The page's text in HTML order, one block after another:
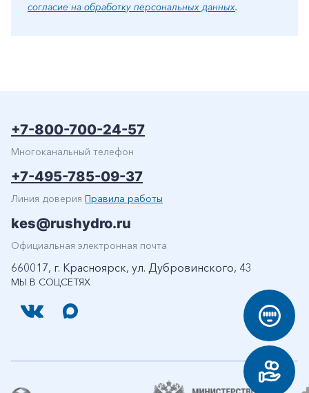
согласие на обработку персональных данных.
МЫ В СОЦСЕТЯХ
+7-800-700-24-57
Многоканальный телефон
+7-495-785-09-37
Линия доверия Правила работы
kes@rushydro.ru
Официальная электронная почта
660017, г. Красноярск, ул. Дубровинского, 43